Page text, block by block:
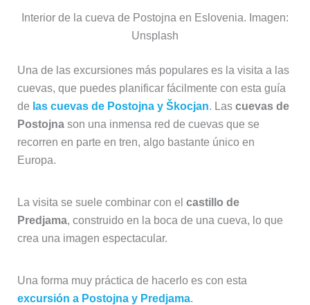
Interior de la cueva de Postojna en Eslovenia. Imagen:
Unsplash
Una de las excursiones más populares es la visita a las
cuevas, que puedes planificar fácilmente con esta guía
de las cuevas de Postojna y Škocjan. Las cuevas de
Postojnason una inmensa red de cuevas que se
recorren en parte en tren, algo bastante único en
Europa.
La visita se suele combinar con el castillo de
Predjama, construido en la boca de una cueva, lo que
crea una imagen espectacular.
Una forma muy práctica de hacerlo es con esta
excursión a Postojna y Predjama.